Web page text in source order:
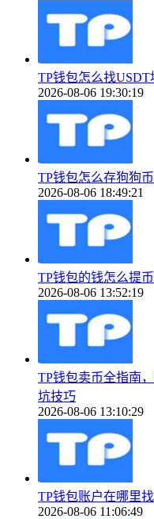
TP钱包怎么找
2026-08-06 19:30:19
TP钱包怎么存狗狗
2026-08-06 18:49:21
TP钱包的钱怎么提
2026-08-06 13:52:19
TP钱包卖币全指南
坑技巧
2026-08-06 13:10:29
TP钱包账户在哪里
2026-08-06 11:06:49